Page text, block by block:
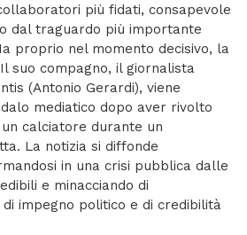
più fidati, consapevole
dal traguardo più importante
proprio nel momento decisivo, la
suo compagno, il giornalista
(Antonio Gerardi), viene
mediatico dopo aver rivolto
calciatore durante un
La notizia si diffonde
in una crisi pubblica dalle
e minacciando di
impegno politico e di credibilità